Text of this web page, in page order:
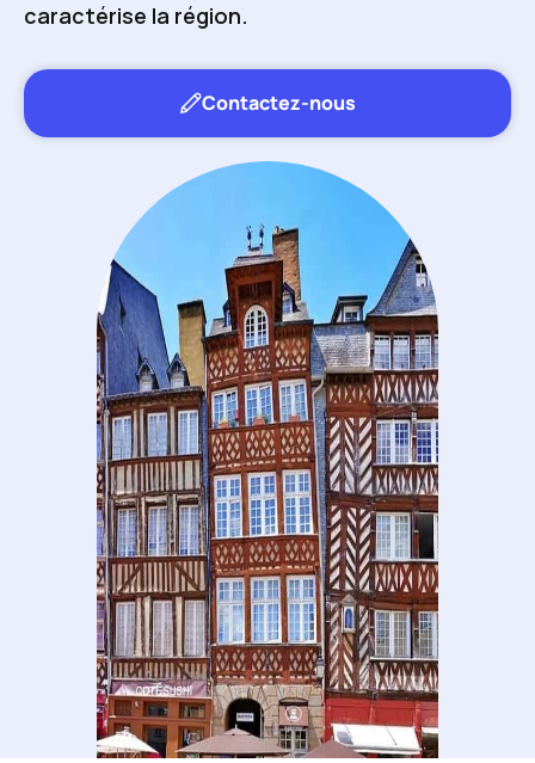
caractérise la région.
Contactez-nous